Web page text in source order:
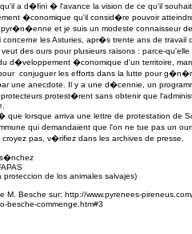
a d�fini � l'avance la vision de ce qu'il
�conomique qu'il consid�re pouvoir
et je suis un modeste connaisseur
concerne les Asturies, apr�s trente ans de travail
des ours pour plusieurs raisons : parce-
d�veloppement �conomique d'un territoire,
conjuguer les efforts dans la lutte pour
une anecdote. Il y a une d�cennie, un
protecteurs protest�rent sans obtenir que
que lorsque arriva une lettre de protestation de
qui demandaient que l'on ne tue pas un
pas, v�rifiez dans les archives de presse.
proteccion de los animales salvajes)
M. Besche sur: http://www.pyrenees-
besche-commenge.htm#3